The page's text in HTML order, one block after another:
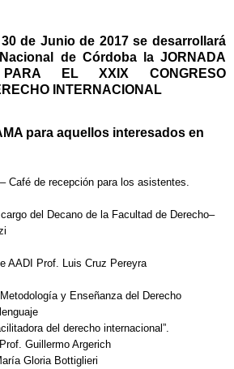
de Junio de 2017 se desarrollará
de Córdoba la JORNADA
PARA EL XXIX CONGRESO
INTERNACIONAL
para aquellos interesados en
Café de recepción para los asistentes.
del Decano de la Facultad de Derecho–
AADI Prof. Luis Cruz Pereyra
y Enseñanza del Derecho
del derecho internacional”.
Guillermo Argerich
Gloria Bottiglieri